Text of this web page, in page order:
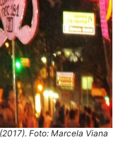
Foto: Marcela Viana